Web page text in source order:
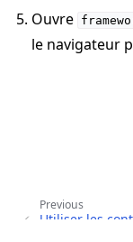
navigation of
Ouvre
le navigateur
Previous
Utiliser les